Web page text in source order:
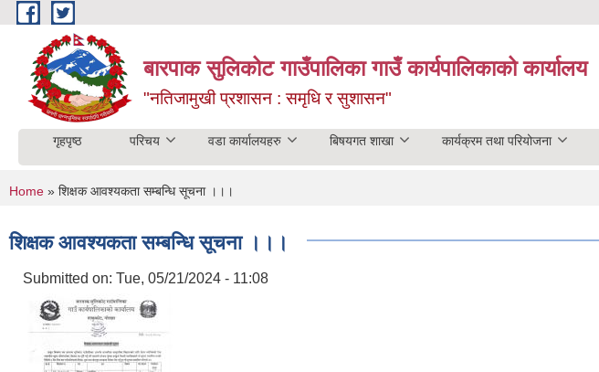
Skip to main content
बारपाक सुलिकोट गाउँपालिका गाउँ कार्यपालिकाको कार्यालय
"नतिजामुखी प्रशासन : समृधि र सुशासन"
गृहपृष्ठ परिचय वडा कार्यालयहरु बिषयगत शाखा कार्यक्रम तथा परियोजना
You are here
Home » शिक्षक आवश्यकता सम्बन्धि सूचना ।।।
शिक्षक आवश्यकता सम्बन्धि सूचना ।।।
Submitted on: Tue, 05/21/2024 - 11:08